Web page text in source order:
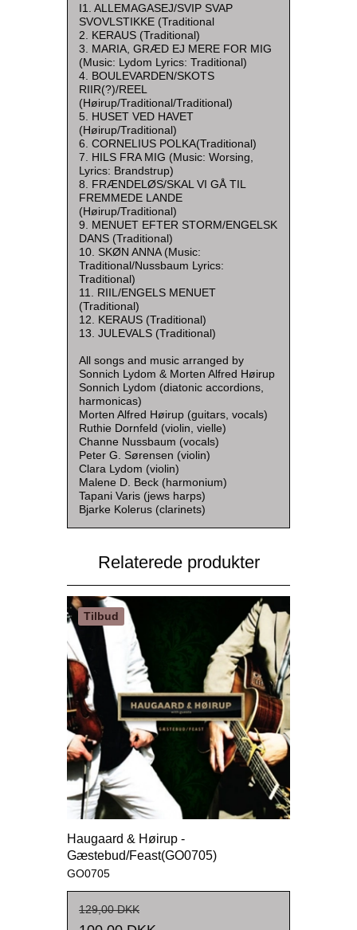
I1. ALLEMAGASEJ/SVIP SVAP
SVOVLSTIKKE (Traditional
2. KERAUS (Traditional)
3. MARIA, GRÆD EJ MERE FOR MIG
(Music: Lydom Lyrics: Traditional)
4. BOULEVARDEN/SKOTS
RIIR(?)/REEL
(Høirup/Traditional/Traditional)
5. HUSET VED HAVET
(Høirup/Traditional)
6. CORNELIUS POLKA(Traditional)
7. HILS FRA MIG (Music: Worsing,
Lyrics: Brandstrup)
8. FRÆNDELØS/SKAL VI GÅ TIL
FREMMEDE LANDE
(Høirup/Traditional)
9. MENUET EFTER STORM/ENGELSK
DANS (Traditional)
10. SKØN ANNA (Music:
Traditional/Nussbaum Lyrics:
Traditional)
11. RIIL/ENGELS MENUET
(Traditional)
12. KERAUS (Traditional)
13. JULEVALS (Traditional)
All songs and music arranged by
Sonnich Lydom & Morten Alfred Høirup
Sonnich Lydom (diatonic accordions,
harmonicas)
Morten Alfred Høirup (guitars, vocals)
Ruthie Dornfeld (violin, vielle)
Channe Nussbaum (vocals)
Peter G. Sørensen (violin)
Clara Lydom (violin)
Malene D. Beck (harmonium)
Tapani Varis (jews harps)
Bjarke Kolerus (clarinets)
Relaterede produkter
Tilbud
Haugaard & Høirup -
Gæstebud/Feast(GO0705)
GO0705
129,00 DKK